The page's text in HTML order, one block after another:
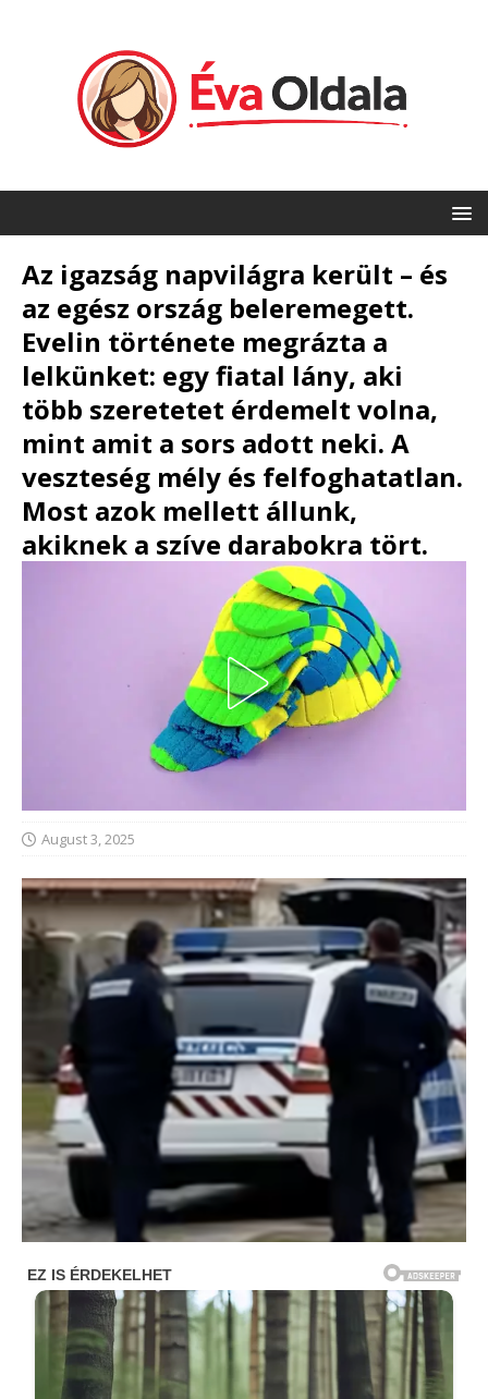
Az igazság napvilágra került – és
az egész ország beleremegett.
Evelin története megrázta a
lelkünket: egy fiatal lány, aki
több szeretetet érdemelt volna,
mint amit a sors adott neki. A
veszteség mély és felfoghatatlan.
Most azok mellett állunk,
akiknek a szíve darabokra tört.
August 3, 2025